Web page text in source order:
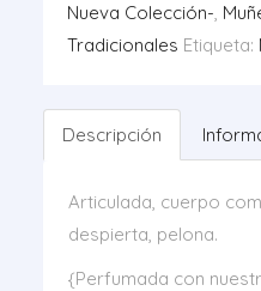
Nueva Colección-,
Tradicionales Etiqueta:
Descripción
Articulada, cuerpo
despierta, pelona.
{Perfumada con